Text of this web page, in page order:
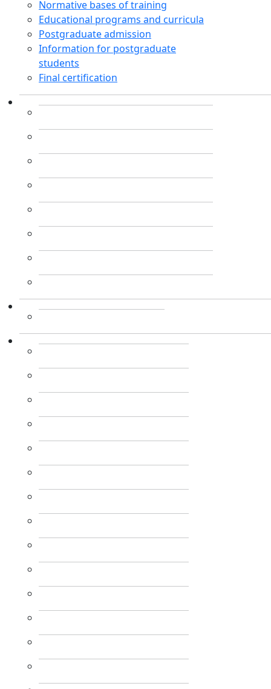
Normative bases of training
Educational programs and curricula
Postgraduate admission
Information for postgraduate
students
Final certification